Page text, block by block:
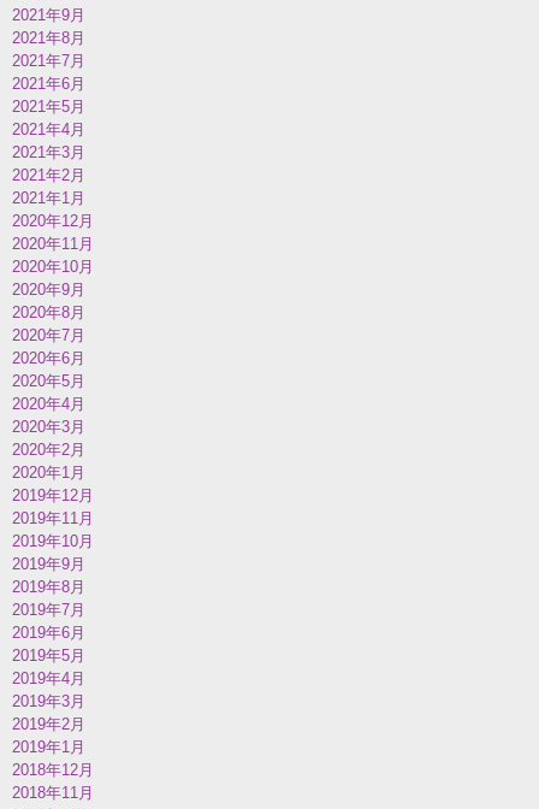
2021年9月
2021年8月
2021年7月
2021年6月
2021年5月
2021年4月
2021年3月
2021年2月
2021年1月
2020年12月
2020年11月
2020年10月
2020年9月
2020年8月
2020年7月
2020年6月
2020年5月
2020年4月
2020年3月
2020年2月
2020年1月
2019年12月
2019年11月
2019年10月
2019年9月
2019年8月
2019年7月
2019年6月
2019年5月
2019年4月
2019年3月
2019年2月
2019年1月
2018年12月
2018年11月